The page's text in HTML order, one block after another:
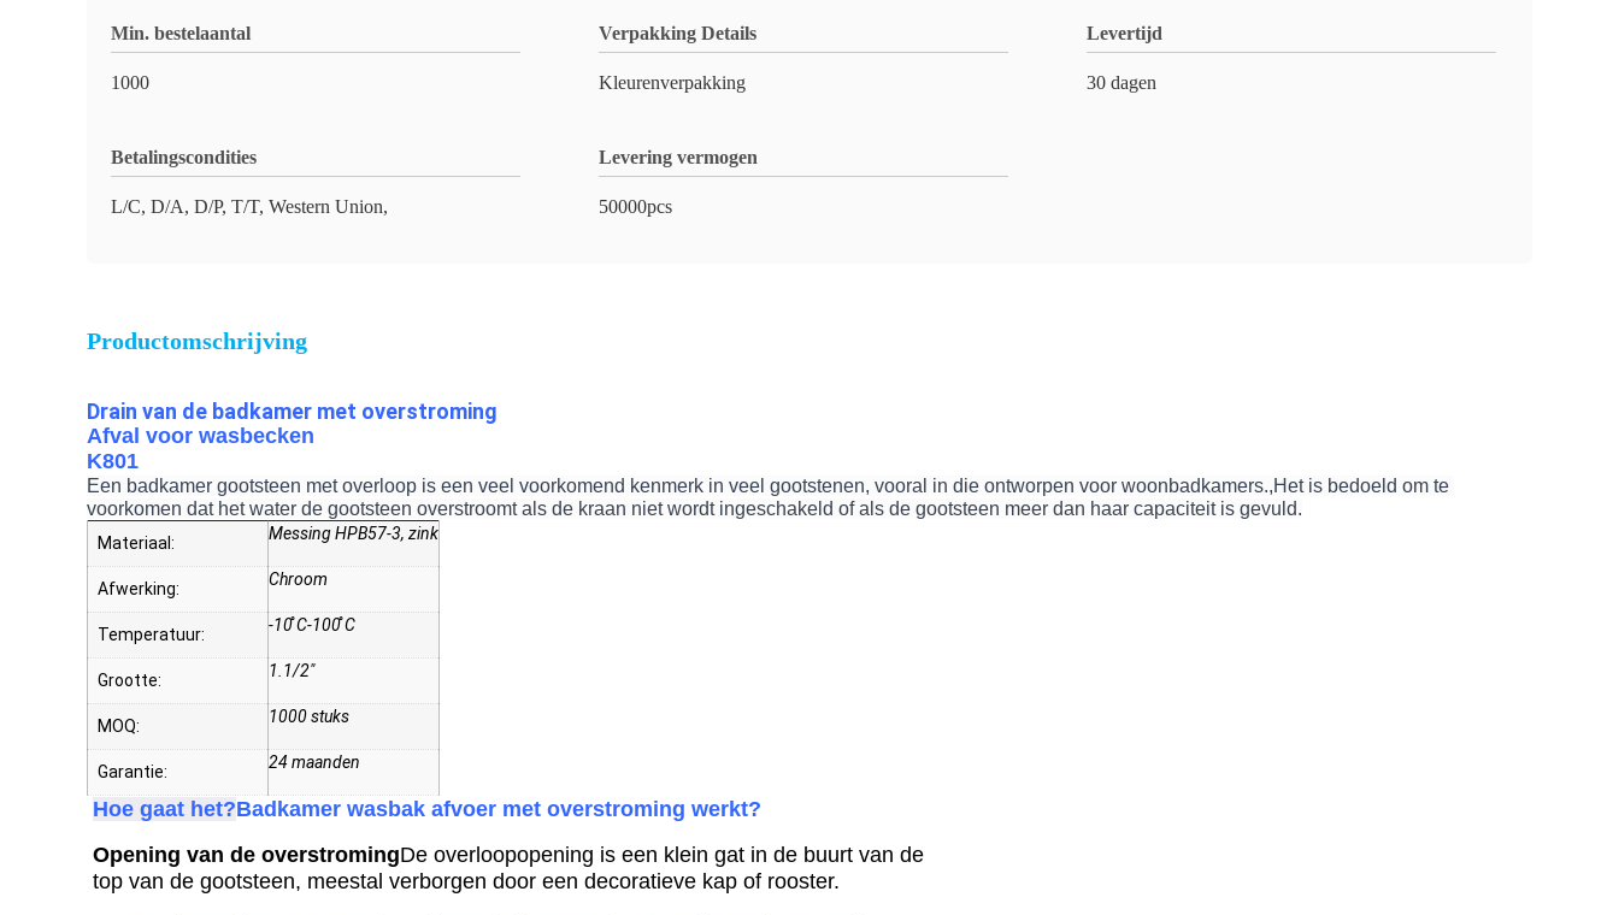
Min. bestelaantal
1000
Verpakking Details
Kleurenverpakking
Levertijd
30 dagen
Betalingscondities
L/C, D/A, D/P, T/T, Western Union,
Levering vermogen
50000pcs
Productomschrijving
Drain van de badkamer met overstroming
Afval voor wasbecken
K801
Een badkamer gootsteen met overloop is een veel voorkomend kenmerk in veel gootstenen, vooral in die ontworpen voor woonbadkamers.,Het is bedoeld om te
voorkomen dat het water de gootsteen overstroomt als de kraan niet wordt ingeschakeld of als de gootsteen meer dan haar capaciteit is gevuld.
Materiaal: Messing HPB57-3, zink
Afwerking: Chroom
Temperatuur: -10 ̊C-100 ̊C
Grootte: 1.1/2"
MOQ: 1000 stuks
Garantie: 24 maanden
Hoe gaat het?Badkamer wasbak afvoer met overstroming werkt?
Opening van de overstromingDe overloopopening is een klein gat in de buurt van de
top van de gootsteen, meestal verborgen door een decoratieve kap of rooster.